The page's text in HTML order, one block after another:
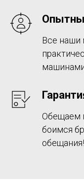
Все наши
Обещаем
боимся
обещания!